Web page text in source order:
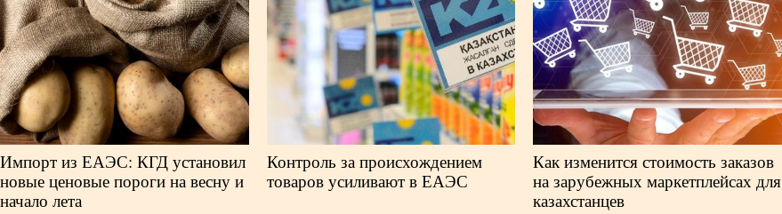
Импорт из ЕАЭС: КГД установил
новые ценовые пороги на весну и
начало лета
Контроль за происхождением
товаров усиливают в ЕАЭС
Как изменится стоимость заказов
на зарубежных маркетплейсах для
казахстанцев